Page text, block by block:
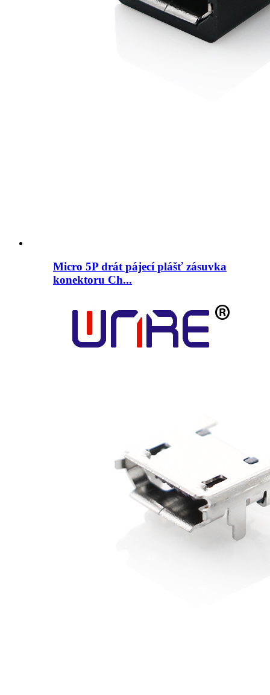
Micro 5P drát pájecí plášť zásuvka
konektoru Ch...